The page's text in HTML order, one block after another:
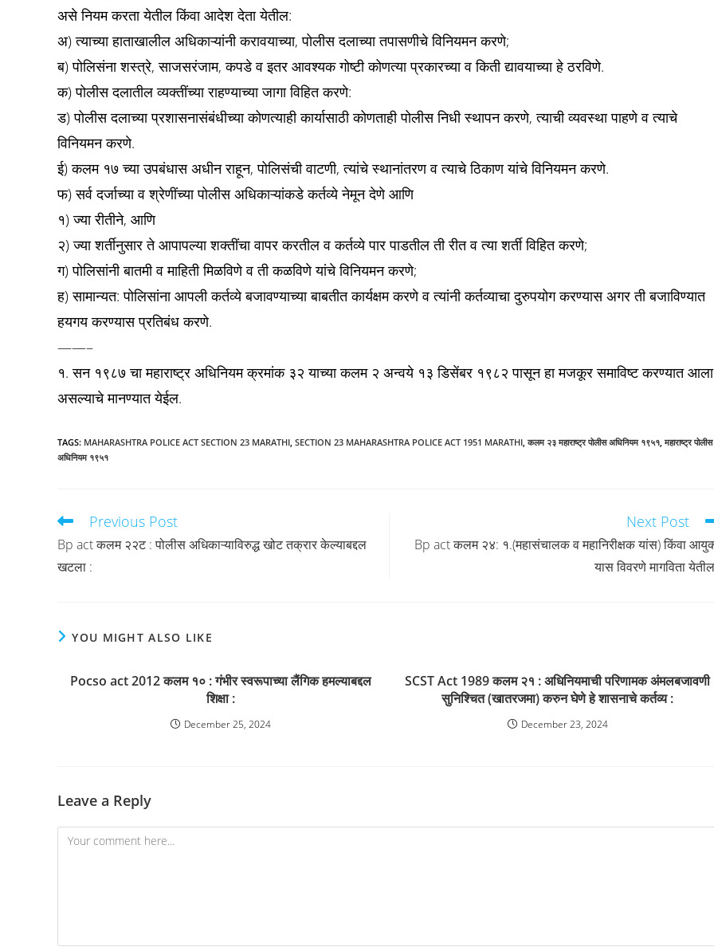
असे नियम करता येतील किंवा आदेश देता येतील:
अ) त्याच्या हाताखालील अधिकाऱ्यांनी करावयाच्या, पोलीस दलाच्या तपासणीचे विनियमन करणे;
ब) पोलिसंना शस्त्रे, साजसरंजाम, कपडे व इतर आवश्यक गोष्टी कोणत्या प्रकारच्या व किती द्यावयाच्या हे ठरविणे.
क) पोलीस दलातील व्यक्तींच्या राहण्याच्या जागा विहित करणे:
ड) पोलीस दलाच्या प्रशासनासंबंधीच्या कोणत्याही कार्यासाठी कोणताही पोलीस निधी स्थापन करणे, त्याची व्यवस्था पाहणे व त्याचे
विनियमन करणे.
ई) कलम १७ च्या उपबंधास अधीन राहून, पोलिसंची वाटणी, त्यांचे स्थानांतरण व त्याचे ठिकाण यांचे विनियमन करणे.
फ) सर्व दर्जाच्या व श्रेणींच्या पोलीस अधिकाऱ्यांकडे कर्तव्ये नेमून देणे आणि
१) ज्या रीतीने, आणि
२) ज्या शर्तीनुसार ते आपापल्या शक्तींचा वापर करतील व कर्तव्ये पार पाडतील ती रीत व त्या शर्ती विहित करणे;
ग) पोलिसांनी बातमी व माहिती मिळविणे व ती कळविणे यांचे विनियमन करणे;
ह) सामान्यत: पोलिसांना आपली कर्तव्ये बजावण्याच्या बाबतीत कार्यक्षम करणे व त्यांनी कर्तव्याचा दुरुपयोग करण्यास अगर ती बजाविण्यात
हयगय करण्यास प्रतिबंध करणे.
——–
१. सन १९८७ चा महाराष्ट्र अधिनियम क्रमांक ३२ याच्या कलम २ अन्वये १३ डिसेंबर १९८२ पासून हा मजकूर समाविष्ट करण्यात आला
असल्याचे मानण्यात येईल.
TAGS: MAHARASHTRA POLICE ACT SECTION 23 MARATHI, SECTION 23 MAHARASHTRA POLICE ACT 1951 MARATHI, कलम २३ महाराष्ट्र पोलीस अधिनियम १९५१, महाराष्ट्र पोलीस
अधिनियम १९५१
Read
articles
Previous Post
Bp act कलम २२ट : पोलीस अधिकाऱ्याविरुद्ध खोट तक्रार केल्याबद्दल
खटला :
Next Post
Bp act कलम २४: १.(महासंचालक व महानिरीक्षक यांस) किंवा
यास विवरणे मागविता
YOU MIGHT ALSO LIKE
Pocso act 2012 कलम १० : गंभीर स्वरूपाच्या लैंगिक हमल्याबद्दल
शिक्षा :
December 25, 2024
SCST Act 1989 कलम २१ : अधिनियमाची परिणामक अंमलबजावणी
सुनिश्चित (खातरजमा) करुन घेणे हे शासनाचे कर्तव्य :
December 23, 2024
Leave a Reply
Comment